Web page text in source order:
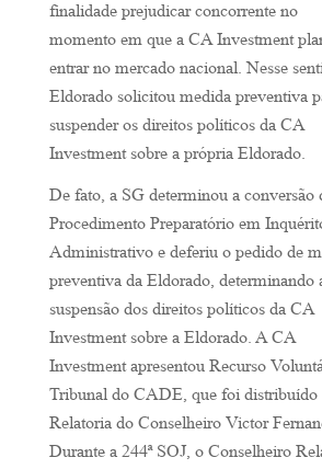
finalidade prejudicar concorrente no
momento em que a CA Investment
entrar no mercado nacional. Nesse
Eldorado solicitou medida preventiva
suspender os direitos políticos da CA
Investment sobre a própria Eldorado.
De fato, a SG determinou a conversão
Procedimento Preparatório em
Administrativo e deferiu o pedido de
preventiva da Eldorado, determinando
suspensão dos direitos políticos da CA
Investment sobre a Eldorado. A CA
Investment apresentou Recurso
Tribunal do CADE, que foi distribuído
Relatoria do Conselheiro Victor
Durante a 244ª SOJ, o Conselheiro